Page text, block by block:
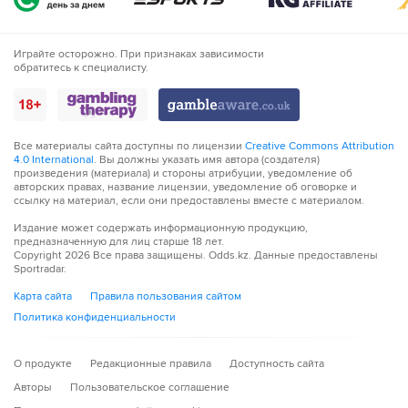
82´ Удар от ворот произведет Украина
82´
Украина совершает вбрасывание на своей половине
83´ГОЛ!
83´
Г О О О О О Л - Килиан Мбаппе из команды
правой! Килиан Мбаппе легко с этим справился!
83´ Хорошую попытку сделал Уго Экитике. Удар в створ, но
Тактическая замена. Егор Ярмолюк уходит с поля и
86´
ПРОВЕРКА ВАР ЗАКОНЧЕНА - После проверки VAR
Играйте осторожно. При признаках зависимости
обратитесь к специалисту.
Все материалы сайта доступны по лицензии Creative Commons Attribution
4.0 International. Вы должны указать имя автора (создателя)
произведения (материала) и стороны атрибуции, уведомление об
авторских правах, название лицензии, уведомление об оговорке и
ссылку на материал, если они предоставлены вместе с материалом.
Издание может содержать информационную продукцию,
предназначенную для лиц старше 18 лет.
Copyright 2026 Все права защищены. Odds.kz. Данные предоставлены
Sportradar.
Карта сайта
Правила пользования сайтом
Политика конфиденциальности
О продукте Редакционные правила
Доступность сайта
Авторы
Пользовательское соглашение